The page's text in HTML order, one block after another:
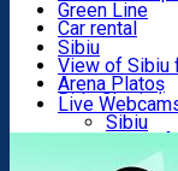
Live Webcams
Rooms for
Fast Food
Coffee
Sweets
Pub, Bar
Night clubs
Bakeries
Green Line
Car rental
Rent a bike
Scooter
Taxi
Ride Sharing
Parking
Parking
Electric
Sibiu
View of Sibiu
Arena Platoș
Live
Sibiu
View of
Arena
Home Indoor